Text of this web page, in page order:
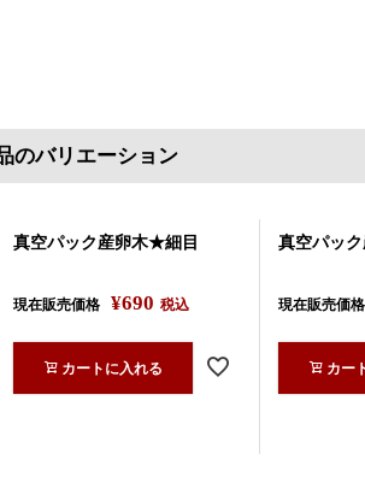
のバリエーション
真空パック産卵木★細目
現在販売価格 ¥690 税込
カートに入れる
真空パッ
現在販売価格
カー